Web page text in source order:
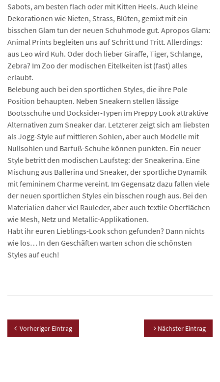
Sabots, am besten flach oder mit Kitten Heels. Auch kleine
Dekorationen wie Nieten, Strass, Blüten, gemixt mit ein
bisschen Glam tun der neuen Schuhmode gut. Apropos Glam:
Animal Prints begleiten uns auf Schritt und Tritt. Allerdings:
aus Leo wird Kuh. Oder doch lieber Giraffe, Tiger, Schlange,
Zebra? Im Zoo der modischen Eitelkeiten ist (fast) alles
erlaubt.
Belebung auch bei den sportlichen Styles, die ihre Pole
Position behaupten. Neben Sneakern stellen lässige
Bootsschuhe und Docksider-Typen im Preppy Look attraktive
Alternativen zum Sneaker dar. Letzterer zeigt sich am liebsten
als Jogg-Style auf mittleren Sohlen, aber auch Modelle mit
Nullsohlen und Barfuß-Schuhe können punkten. Ein neuer
Style betritt den modischen Laufsteg: der Sneakerina. Eine
Mischung aus Ballerina und Sneaker, der sportliche Dynamik
mit femininem Charme vereint. Im Gegensatz dazu fallen viele
der neuen sportlichen Styles ein bisschen rough aus. Bei den
Materialien daher viel Rauleder, aber auch textile Oberflächen
wie Mesh, Netz und Metallic-Applikationen.
Habt ihr euren Lieblings-Look schon gefunden? Dann nichts
wie los… In den Geschäften warten schon die schönsten
Styles auf euch!
Vorheriger Eintrag Nächster Eintrag